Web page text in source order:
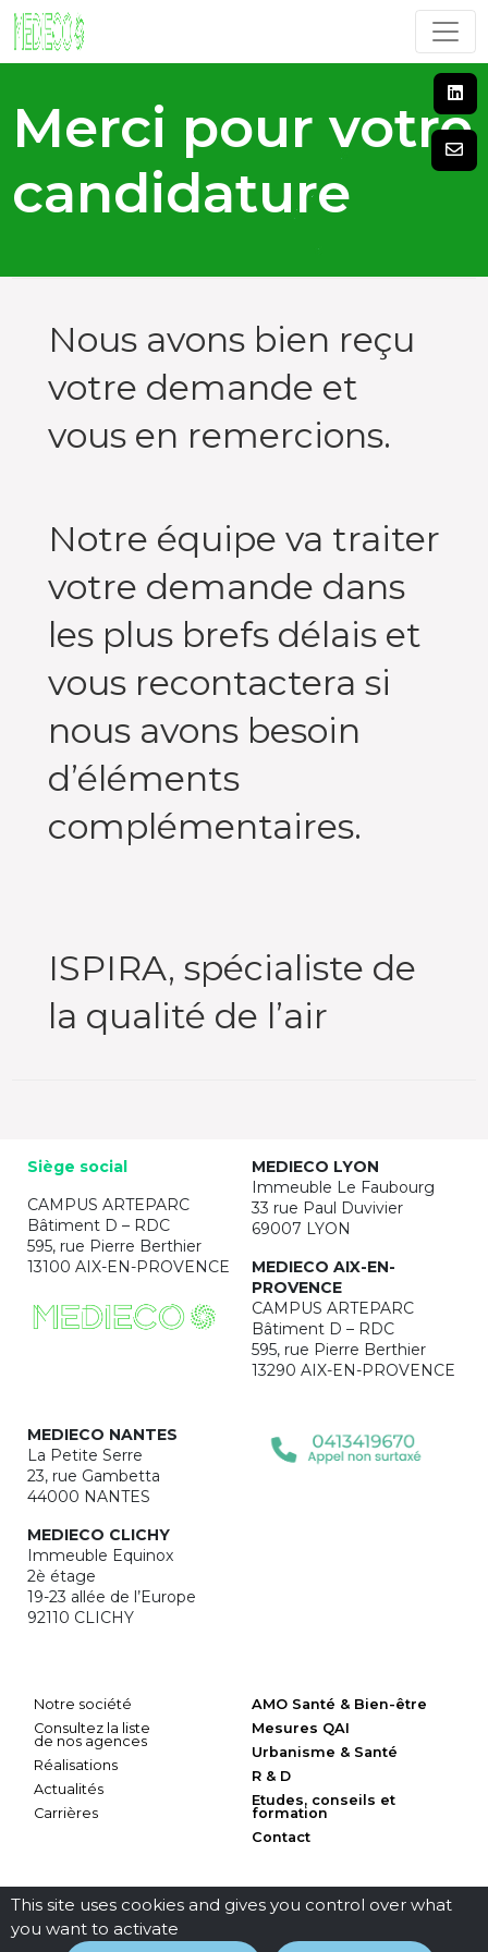
Merci pour votre
candidature
Nous avons bien reçu
votre demande et
vous en remercions.
Notre équipe va traiter
votre demande dans
les plus brefs délais et
vous recontactera si
nous avons besoin
d’éléments
complémentaires.
ISPIRA, spécialiste de
la qualité de l’air
Siège social
CAMPUS ARTEPARC
Bâtiment D – RDC
595, rue Pierre Berthier
13100 AIX-EN-PROVENCE
MEDIECO LYON
Immeuble Le Faubourg
33 rue Paul Duvivier
69007 LYON
MEDIECO AIX-EN-
PROVENCE
CAMPUS ARTEPARC
Bâtiment D – RDC
595, rue Pierre Berthier
13290 AIX-EN-PROVENCE
MEDIECO NANTES
La Petite Serre
23, rue Gambetta
44000 NANTES
MEDIECO CLICHY
Immeuble Equinox
2è étage
19-23 allée de l’Europe
92110 CLICHY
Notre société
Consultez la liste
de nos agences
Réalisations
Actualités
Carrières
AMO Santé & Bien-être
Mesures QAI
Urbanisme & Santé
R & D
Etudes, conseils et
formation
Contact
This site uses cookies and gives you control over what
you want to activate